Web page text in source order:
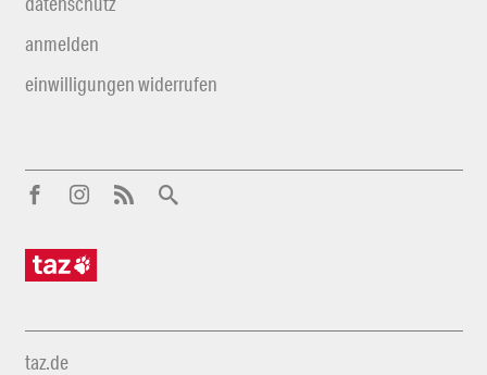
anmelden
einwilligungen widerrufen
taz.de